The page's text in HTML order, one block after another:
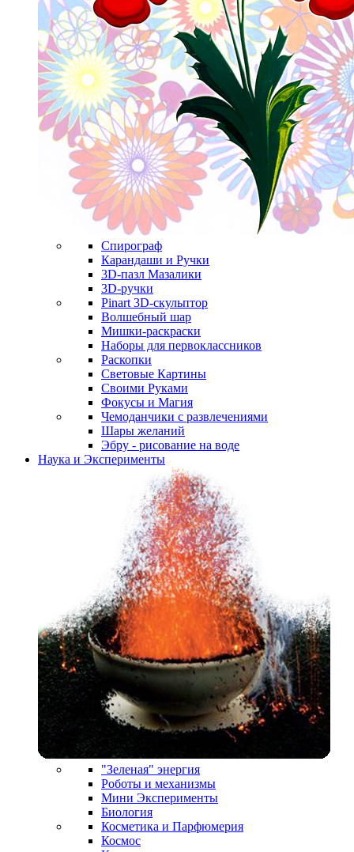
Спирограф
Карандаши и Ручки
3D-пазл Мазалики
3D-ручки
Pinart 3D-скульптор
Волшебный шар
Мишки-раскраски
Наборы для первоклассников
Раскопки
Световые Картины
Своими Руками
Фокусы и Магия
Чемоданчики с развлечениями
Шары желаний
Эбру - рисование на воде
Наука и Эксперименты
"Зеленая" энергия
Роботы и механизмы
Мини Эксперименты
Биология
Косметика и Парфюмерия
Космос